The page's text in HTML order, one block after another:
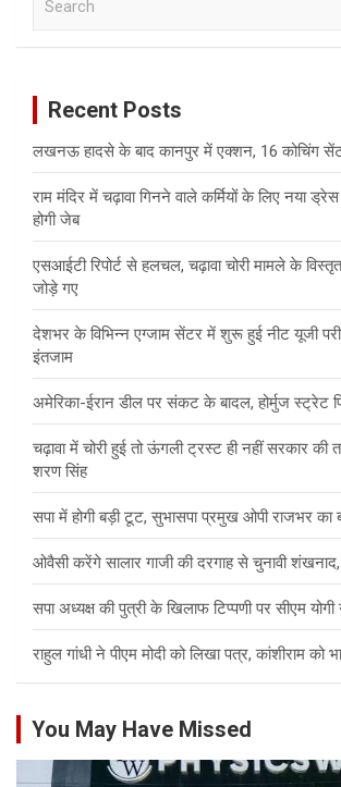
Recent Posts
लखनऊ हादसे के बाद कानपुर में एक्शन, 16 कोचिंग
राम मंदिर में चढ़ावा गिनने वाले कर्मियों के लिए नया ड्रेस
होगी जेब
एसआईटी रिपोर्ट से हलचल, चढ़ावा चोरी मामले के
जोड़े गए
देशभर के विभिन्न एग्जाम सेंटर में शुरू हुई नीट यूजी
इंतजाम
अमेरिका-ईरान डील पर संकट के बादल, होर्मुज स्ट्रेट
चढ़ावा में चोरी हुई तो ऊंगली ट्रस्ट ही नहीं सरकार
शरण सिंह
सपा में होगी बड़ी टूट, सुभासपा प्रमुख ओपी राजभर का
ओवैसी करेंगे सालार गाजी की दरगाह से चुनावी
सपा अध्यक्ष की पुत्री के खिलाफ टिप्पणी पर सीएम
राहुल गांधी ने पीएम मोदी को लिखा पत्र, कांशीराम को
You May Have Missed